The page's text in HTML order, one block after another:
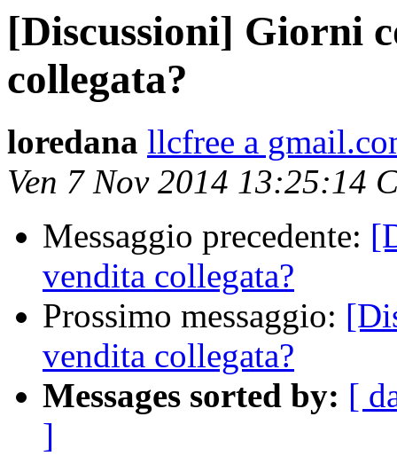
[Discussioni] Giorni
collegata?
loredana llcfree a
Ven 7 Nov 2014 13:25:14
Messaggio precedente:
vendita collegata?
Prossimo messaggio:
vendita collegata?
Messages sorted by: [
]